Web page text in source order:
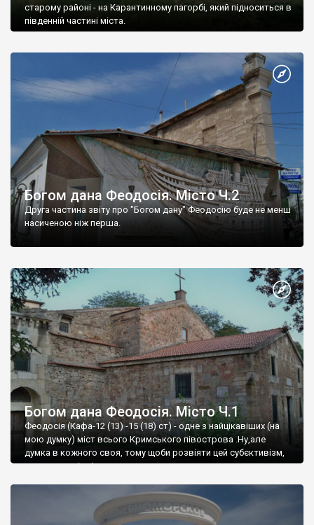
старому районі - на Карантинному пагорбі, який підноситься в
південній частині міста.
Богом дана Феодосія. Місто Ч.2
Друга частина звіту про "Богом дану" Феодосію буде не менш
насиченою ніж перша.
Богом дана Феодосія. Місто Ч.1
Феодосія (Кафа-12 (13) -15 (18) ст) - одне з найцікавіших (на
мою думку) міст всього Кримського півострова .Ну,але
думка в кожного своя, тому щоби розвіяти цей субєктивізм,
запрошую відвідати це